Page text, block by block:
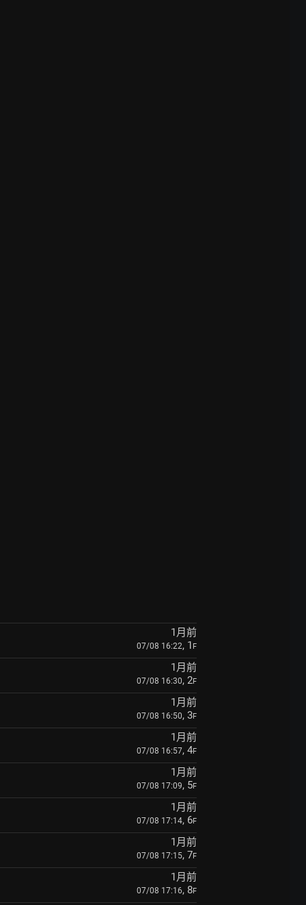
1月前
07/08 16:22, 1 F
1月前
07/08 16:30, 2F
1月前
07/08 16:50, 3F
1月前
07/08 16:57, 4F
1月前
07/08 17:09, 5F
1月前
07/08 17:14, 6F
1月前
07/08 17:15, 7F
1月前
07/08 17:16, 8F